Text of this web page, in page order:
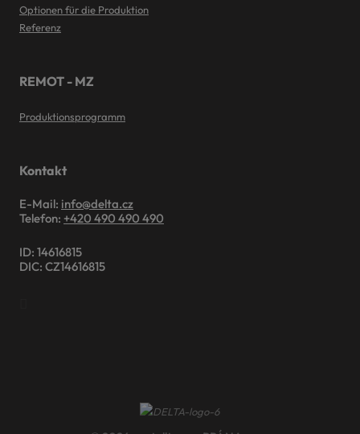
Optionen für die Produktion
Referenz
REMOT - MZ
Produktionsprogramm
Kontakt
E-Mail: info@delta.cz
Telefon: +420 490 490 490
ID: 14616815
DIC: CZ14616815